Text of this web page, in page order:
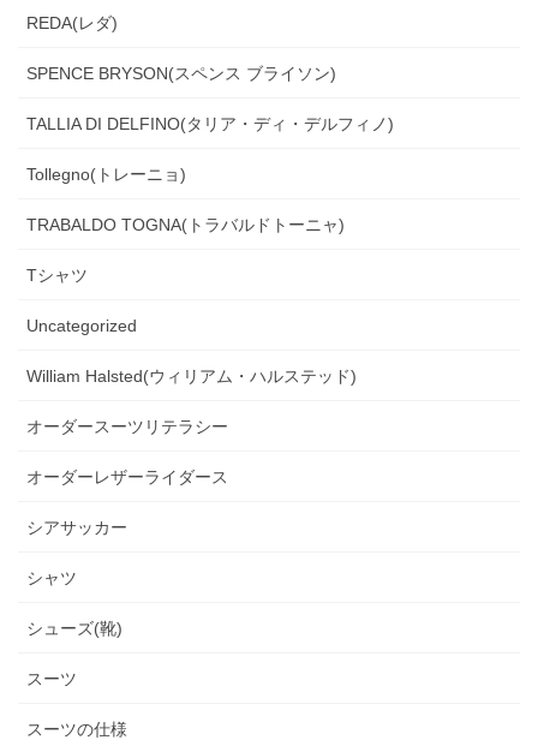
REDA(レダ)
SPENCE BRYSON(スペンス ブライソン)
TALLIA DI DELFINO(タリア・ディ・デルフィノ)
Tollegno(トレーニョ)
TRABALDO TOGNA(トラバルドトーニャ)
Tシャツ
Uncategorized
William Halsted(ウィリアム・ハルステッド)
オーダースーツリテラシー
オーダーレザーライダース
シアサッカー
シャツ
シューズ(靴)
スーツ
スーツの仕様